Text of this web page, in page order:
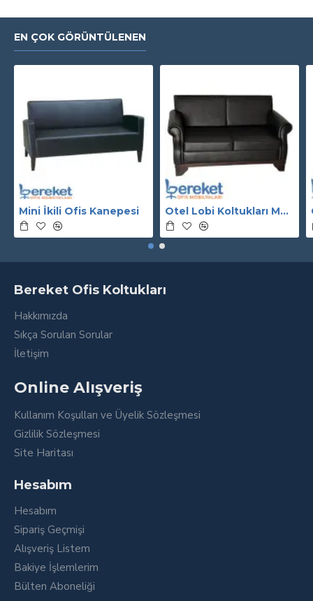
EN ÇOK GÖRÜNTÜLENEN
Mini İkili Ofis Kanepesi Otel Lobi Koltukları Modelleri
Bereket Ofis Koltukları
Hakkımızda
Sıkça Sorulan Sorular
İletişim
Online Alışveriş
Kullanım Koşulları ve Üyelik Sözleşmesi
Gizlilik Sözleşmesi
Site Haritası
Hesabım
Hesabım
Sipariş Geçmişi
Alışveriş Listem
Bakiye İşlemlerim
Bülten Aboneliği